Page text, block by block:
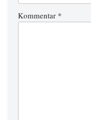
Kommentar *